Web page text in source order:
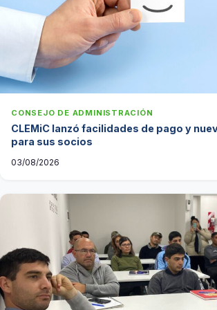
CONSEJO DE ADMINISTRACIÓN
CLEMiC lanzó facilidades de pago y
para sus socios
03/08/2026